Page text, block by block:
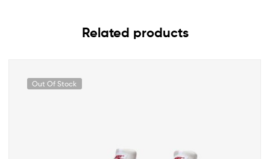
Related products
Out Of Stock